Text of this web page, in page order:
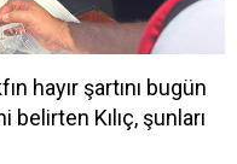
hayır şartını bugün
Kılıç, şunları